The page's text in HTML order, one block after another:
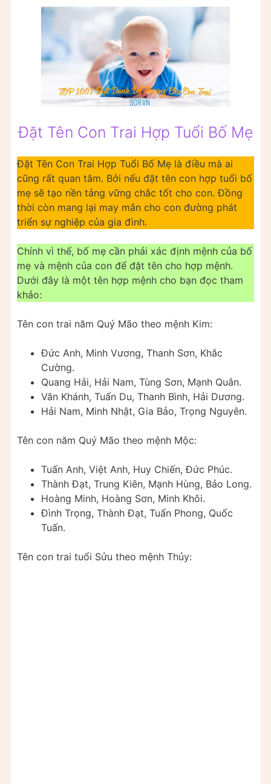
Đặt Tên Con Trai Hợp Tuổi Bố Mẹ
Đặt Tên Con Trai Hợp Tuổi Bố Mẹ là điều mà ai
cũng rất quan tâm. Bởi nếu đặt tên con hợp tuổi bố
mẹ sẽ tạo nền tảng vững chắc tốt cho con. Đồng
thời còn mang lại may mắn cho con đường phát
triển sự nghiệp của gia đình.
Chính vì thế, bố mẹ cần phải xác định mệnh của bố
mẹ và mệnh của con để đặt tên cho hợp mệnh.
Dưới đây là một tên hợp mệnh cho bạn đọc tham
khảo:
Tên con trai năm Quý Mão theo mệnh Kim:
Đức Anh, Minh Vương, Thanh Sơn, Khắc
Cường.
Quang Hải, Hải Nam, Tùng Sơn, Mạnh Quân.
Văn Khánh, Tuấn Du, Thanh Bình, Hải Dương.
Hải Nam, Minh Nhật, Gia Bảo, Trọng Nguyên.
Tên con năm Quý Mão theo mệnh Mộc:
Tuấn Anh, Việt Anh, Huy Chiến, Đức Phúc.
Thành Đạt, Trung Kiên, Mạnh Hùng, Bảo Long.
Hoàng Minh, Hoàng Sơn, Minh Khôi.
Đình Trọng, Thành Đạt, Tuấn Phong, Quốc
Tuấn.
Tên con trai tuổi Sửu theo mệnh Thủy: